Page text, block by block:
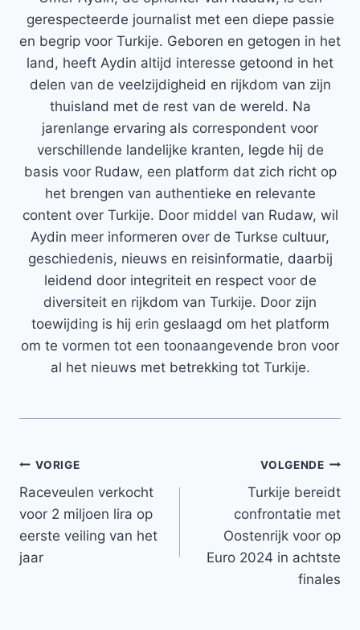
gerespecteerde journalist met een diepe passie
en begrip voor Turkije. Geboren en getogen in het
land, heeft Aydin altijd interesse getoond in het
delen van de veelzijdigheid en rijkdom van zijn
thuisland met de rest van de wereld. Na
jarenlange ervaring als correspondent voor
verschillende landelijke kranten, legde hij de
basis voor Rudaw, een platform dat zich richt op
het brengen van authentieke en relevante
content over Turkije. Door middel van Rudaw, wil
Aydin meer informeren over de Turkse cultuur,
geschiedenis, nieuws en reisinformatie, daarbij
leidend door integriteit en respect voor de
diversiteit en rijkdom van Turkije. Door zijn
toewijding is hij erin geslaagd om het platform
om te vormen tot een toonaangevende bron voor
al het nieuws met betrekking tot Turkije.
Bericht
navigatie
VORIGE
Raceveulen verkocht
voor 2 miljoen lira op
eerste veiling van het
jaar
VOLGENDE
Turkije bereidt
confrontatie met
Oostenrijk voor op
Euro 2024 in achtste
finales